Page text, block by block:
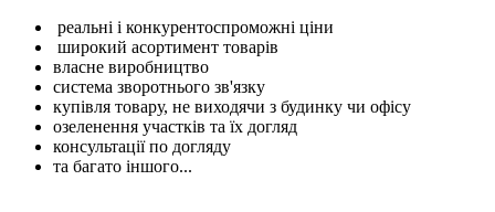
реальні і конкурентоспроможні ціни
широкий асортимент товарів
власне виробництво
система зворотнього зв'язку
купівля товару, не виходячи з будинку чи офісу
озеленення участків та їх догляд
консультації по догляду
та багато іншого...